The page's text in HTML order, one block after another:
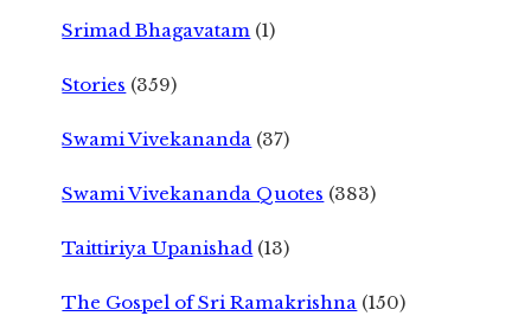
Srimad Bhagavatam (1)
Stories (359)
Swami Vivekananda (37)
Swami Vivekananda Quotes (383)
Taittiriya Upanishad (13)
The Gospel of Sri Ramakrishna (150)